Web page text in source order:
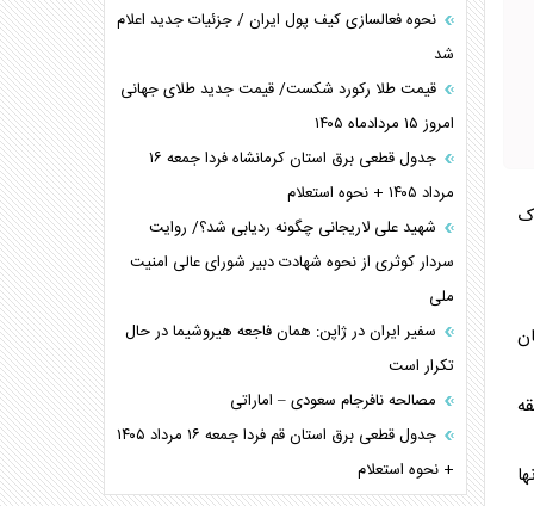
نحوه فعالسازی کیف پول ایران / جزئیات جدید اعلام
شد
قیمت طلا رکورد شکست/ قیمت جدید طلای جهانی
امروز ۱۵ مردادماه ۱۴۰۵
جدول قطعی برق استان کرمانشاه فردا جمعه ۱۶
مرداد ۱۴۰۵ + نحوه استعلام
شهید علی لاریجانی چگونه ردیابی شد؟/ روایت
سردار کوثری از نحوه شهادت دبیر شورای عالی امنیت
ملی
سفیر ایران در ژاپن: همان فاجعه هیروشیما در حال
تکرار است
مصالحه نافرجام سعودی – اماراتی
جدول قطعی برق استان قم فردا جمعه ۱۶ مرداد ۱۴۰۵
+ نحوه استعلام